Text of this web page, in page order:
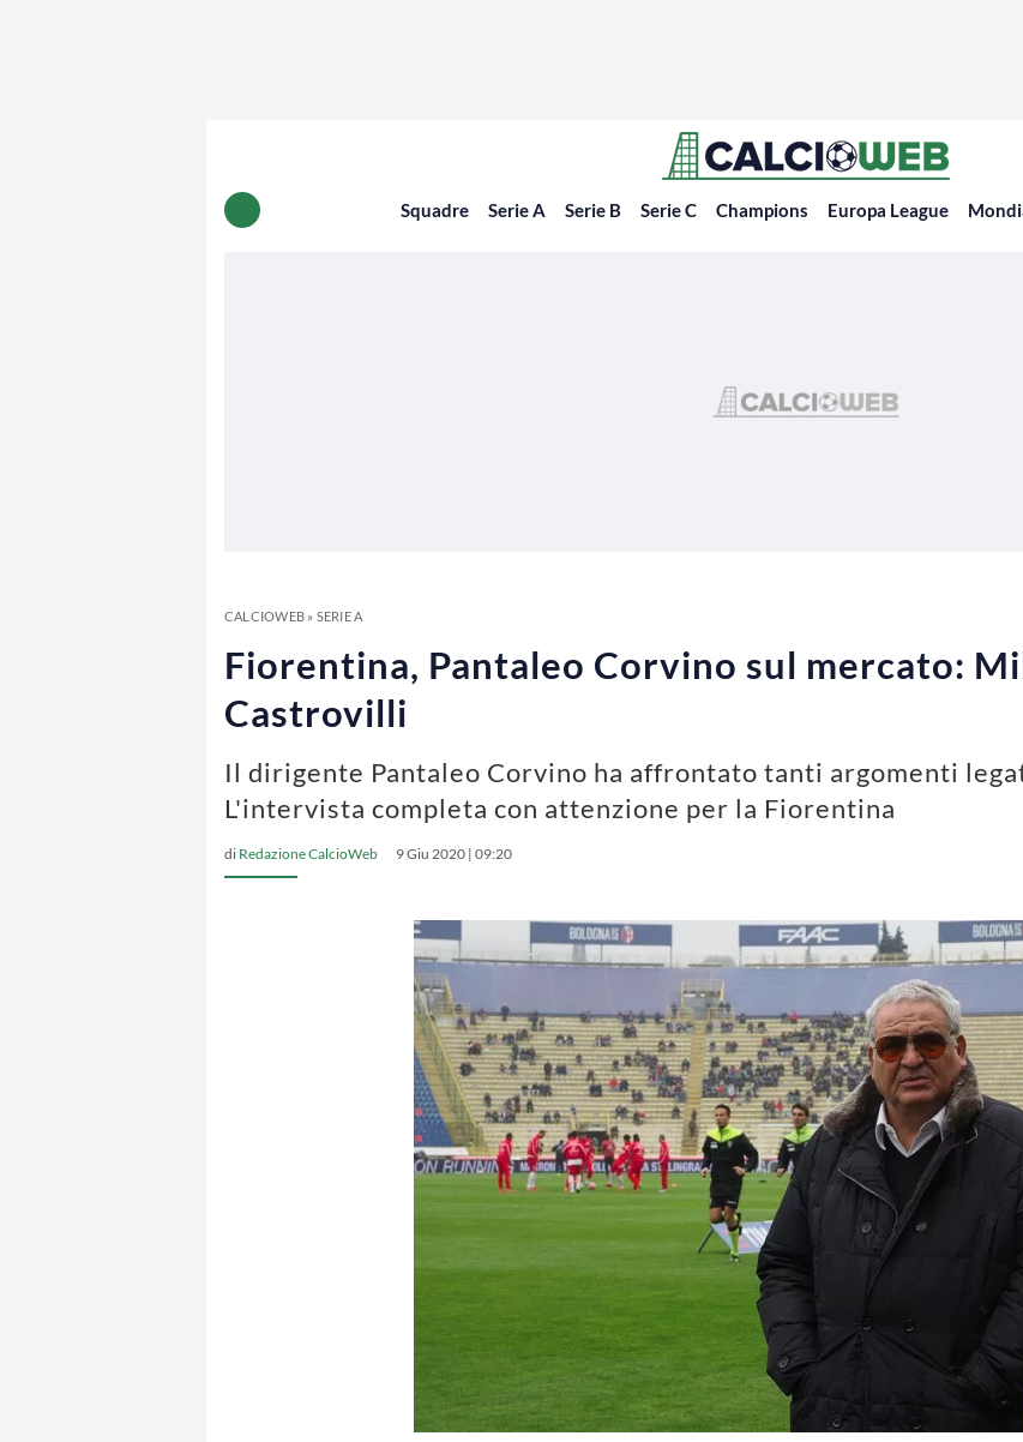
Squadre Serie A Serie B Serie C Champions Europa League
CALCIOWEB» SERIE A
Fiorentina, Pantaleo Corvino sul mercato:
Castrovilli
Il dirigente Pantaleo Corvino ha affrontato tanti argomenti
L'intervista completa con attenzione per la Fiorentina
di Redazione CalcioWeb 9 Giu 2020 | 09:20